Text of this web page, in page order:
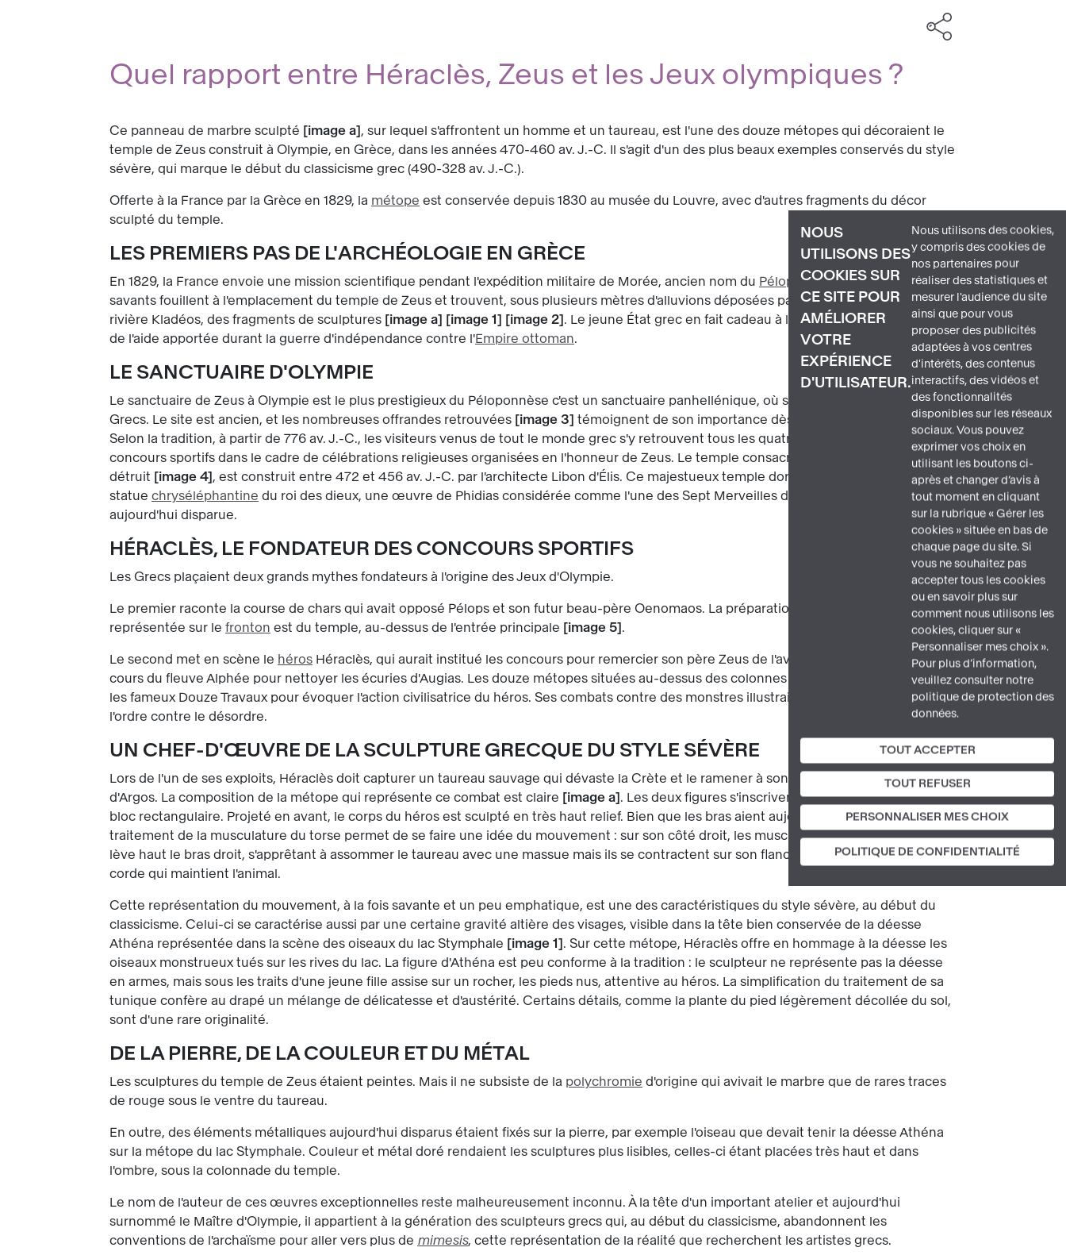
NOUS
UTILISONS DES
COOKIES SUR
CE SITE POUR
AMÉLIORER
VOTRE
EXPÉRIENCE
D'UTILISATEUR.
Nous utilisons des cookies,
y compris des cookies de
nos partenaires pour
réaliser des statistiques et
mesurer l'audience du site
ainsi que pour vous
proposer des publicités
adaptées à vos centres
d'intérêts, des contenus
interactifs, des vidéos et
des fonctionnalités
disponibles sur les réseaux
sociaux. Vous pouvez
exprimer vos choix en
utilisant les boutons ci-
après et changer d’avis à
tout moment en cliquant
sur la rubrique « Gérer les
cookies » située en bas de
chaque page du site. Si
vous ne souhaitez pas
accepter tous les cookies
ou en savoir plus sur
comment nous utilisons les
cookies, cliquer sur «
Personnaliser mes choix ».
Pour plus d’information,
veuillez consulter notre
politique de protection des
données.
TOUT ACCEPTER
TOUT REFUSER
PERSONNALISER MES CHOIX
POLITIQUE DE CONFIDENTIALITÉ
Quel rapport entre Héraclès, Zeus et les Jeux olympiques ?
Ce panneau de marbre sculpté image a , sur lequel s'affrontent un homme et un taureau, est l'une des douze métopes qui décoraient le
temple de Zeus construit à Olympie, en Grèce, dans les années 470-460 av. J.-C. Il s'agit d'un des plus beaux exemples conservés du style
sévère, qui marque le début du classicisme grec (490-328 av. J.-C.).
Offerte à la France par la Grèce en 1829, la métope est conservée depuis 1830 au musée du Louvre, avec d'autres fragments du décor
sculpté du temple.
LES PREMIERS PAS DE L'ARCHÉOLOGIE EN GRÈCE
En 1829, la France envoie une mission scientifique pendant l'expédition militaire de Morée, ancien nom du Péloponnèse. À Olympie, les
savants fouillent à l'emplacement du temple de Zeus et trouvent, sous plusieurs mètres d'alluvions déposées par le fleuve Alphée et la
rivière Kladéos, des fragments de sculptures
image a image 1 image 2 . Le jeune État grec en fait cadeau à la France en remerciement
de l'aide apportée durant la guerre d'indépendance contre l'Empire ottoman.
LE SANCTUAIRE D'OLYMPIE
Le sanctuaire de Zeus à Olympie est le plus prestigieux du Péloponnèse c'est un sanctuaire panhellénique, où se rassemblent tous les
Grecs. Le site est ancien, et les nombreuses offrandes retrouvées
image 3 témoignent de son importance dès le VIII
siècle av. J.-C.
Selon la tradition, à partir de 776 av. J.-C., les visiteurs venus de tout le monde grec s'y retrouvent tous les quatre ans pour participer à des
concours sportifs dans le cadre de célébrations religieuses organisées en l'honneur de Zeus. Le temple consacré à ce dernier, aujourd'hui
détruit
image 4 , est construit entre 472 et 456 av. J.-C. par l'architecte Libon d'Élis. Ce majestueux temple dorique servait d'écrin à la
statue chryséléphantine du roi des dieux, une œuvre de Phidias considérée comme l'une des Sept Merveilles du monde, statue
aujourd'hui disparue.
HÉRACLÈS, LE FONDATEUR DES CONCOURS SPORTIFS
Les Grecs plaçaient deux grands mythes fondateurs à l'origine des Jeux d'Olympie.
Le premier raconte la course de chars qui avait opposé Pélops et son futur beau-père Oenomaos. La préparation de la course était
représentée sur le fronton est du temple, au-dessus de l'entrée principale image 5 .
Le second met en scène le héros Héraclès, qui aurait institué les concours pour remercier son père Zeus de l'avoir aidé à détourner le
cours du fleuve Alphée pour nettoyer les écuries d'Augias. Les douze métopes situées au-dessus des colonnes du temple représentaient
les fameux Douze Travaux pour évoquer l'action civilisatrice du héros. Ses combats contre des monstres illustraient en effet la lutte de
l'ordre contre le désordre.
UN CHEF-D'ŒUVRE DE LA SCULPTURE GRECQUE DU STYLE SÉVÈRE
Lors de l'un de ses exploits, Héraclès doit capturer un taureau sauvage qui dévaste la Crète et le ramener à son cousin Eurysthée, roi
d'Argos. La composition de la métope qui représente ce combat est claire
image a . Les deux figures s'inscrivent sur les diagonales du
bloc rectangulaire. Projeté en avant, le corps du héros est sculpté en très haut relief. Bien que les bras aient aujourd'hui disparu, le
traitement de la musculature du torse permet de se faire une idée du mouvement : sur son côté droit, les muscles sont étirés car Héraclès
lève haut le bras droit, s'apprêtant à assommer le taureau avec une massue mais ils se contractent sur son flanc gauche pour tendre la
corde qui maintient l'animal.
Cette représentation du mouvement, à la fois savante et un peu emphatique, est une des caractéristiques du style sévère, au début du
classicisme. Celui-ci se caractérise aussi par une certaine gravité altière des visages, visible dans la tête bien conservée de la déesse
Athéna représentée dans la scène des oiseaux du lac Stymphale
image 1 . Sur cette métope, Héraclès offre en hommage à la déesse les
oiseaux monstrueux tués sur les rives du lac. La figure d'Athéna est peu conforme à la tradition : le sculpteur ne représente pas la déesse
en armes, mais sous les traits d'une jeune fille assise sur un rocher, les pieds nus, attentive au héros. La simplification du traitement de sa
tunique confère au drapé un mélange de délicatesse et d'austérité. Certains détails, comme la plante du pied légèrement décollée du sol,
sont d'une rare originalité.
DE LA PIERRE, DE LA COULEUR ET DU MÉTAL
Les sculptures du temple de Zeus étaient peintes. Mais il ne subsiste de la polychromie d'origine qui avivait le marbre que de rares traces
de rouge sous le ventre du taureau.
En outre, des éléments métalliques aujourd'hui disparus étaient fixés sur la pierre, par exemple l'oiseau que devait tenir la déesse Athéna
sur la métope du lac Stymphale. Couleur et métal doré rendaient les sculptures plus lisibles, celles-ci étant placées très haut et dans
l'ombre, sous la colonnade du temple.
Le nom de l'auteur de ces œuvres exceptionnelles reste malheureusement inconnu. À la tête d'un important atelier et aujourd'hui
surnommé le Maître d'Olympie, il appartient à la génération des sculpteurs grecs qui, au début du classicisme, abandonnent les
conventions de l'archaïsme pour aller vers plus de mimesis, cette représentation de la réalité que recherchent les artistes grecs.